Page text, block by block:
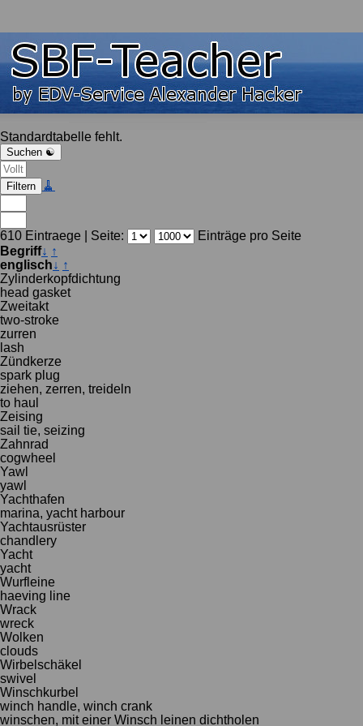
Standardtabelle fehlt.
🧹
610 Eintraege | Seite:
Einträge pro Seite
Begriff↓ ↑
englisch↓ ↑
Zylinderkopfdichtung
head gasket
Zweitakt
two-stroke
zurren
lash
Zündkerze
spark plug
ziehen, zerren, treideln
to haul
Zeising
sail tie, seizing
Zahnrad
cogwheel
Yawl
yawl
Yachthafen
marina, yacht harbour
Yachtausrüster
chandlery
Yacht
yacht
Wurfleine
haeving line
Wrack
wreck
Wolken
clouds
Wirbelschäkel
swivel
Winschkurbel
winch handle, winch crank
winschen, mit einer Winsch leinen dichtholen